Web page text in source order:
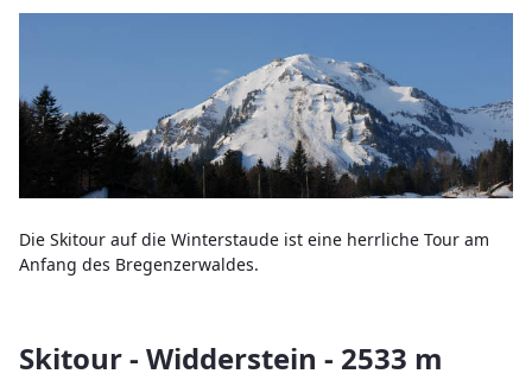
Die Skitour auf die Winterstaude ist eine herrliche Tour am
Anfang des Bregenzerwaldes.
Skitour - Widderstein - 2533 m